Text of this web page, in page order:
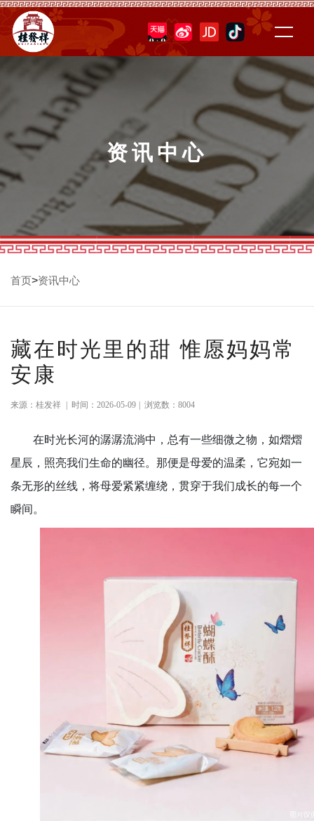
资讯中心
首页>资讯中心
藏在时光里的甜 惟愿妈妈常
安康
来源：桂发祥 时间：2026-05-09 浏览数：8004
在时光长河的潺潺流淌中，总有一些细微之物，如熠熠
星辰，照亮我们生命的幽径。那便是母爱的温柔，它宛如一
条无形的丝线，将母爱紧紧缠绕，贯穿于我们成长的每一个
瞬间。